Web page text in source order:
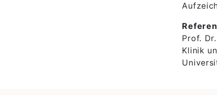
Prof.
Klinik